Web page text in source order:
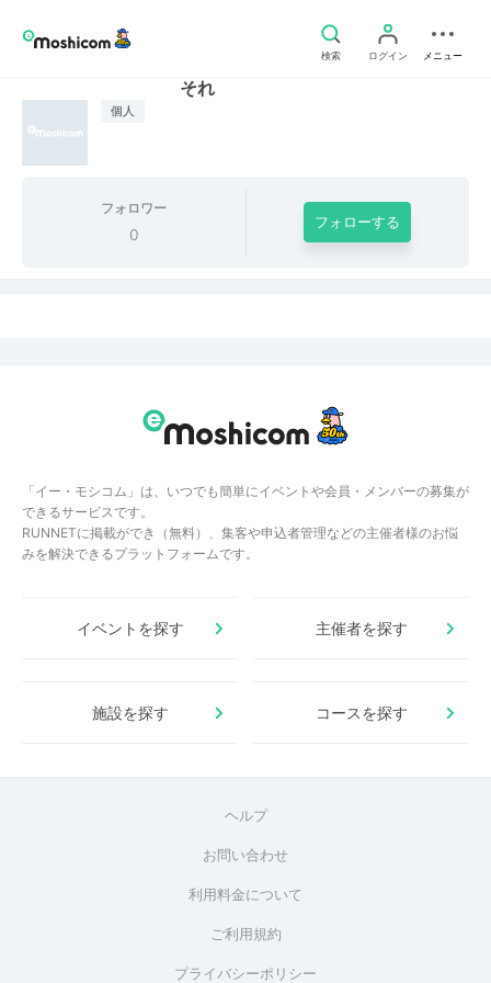
検索 ログイン メニュー
個人
それ
フォロワー
0
フォローする
「イー・モシコム」は、いつでも簡単にイベントや会員・メンバーの募集が
できるサービスです。
RUNNETに掲載ができ（無料）、集客や申込者管理などの主催者様のお悩
みを解決できるプラットフォームです。
イベントを探す 主催者を探す
施設を探す コースを探す
ヘルプ
お問い合わせ
利用料金について
ご利用規約
プライバシーポリシー